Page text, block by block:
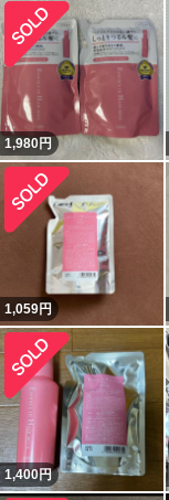
1,980円
1,059円
1,400円